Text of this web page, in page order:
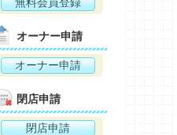
オーナー申請
オーナー申請
閉店申請
閉店申請